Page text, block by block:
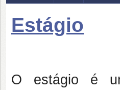
Estágio
O estágio é